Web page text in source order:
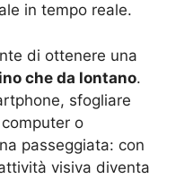
in tempo reale.
di ottenere una
che da lontano.
sfogliare
o
passeggiata: con
visiva diventa